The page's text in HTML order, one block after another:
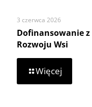
3 czerwca 2026
Dofinansowanie
Rozwoju Wsi
Więcej